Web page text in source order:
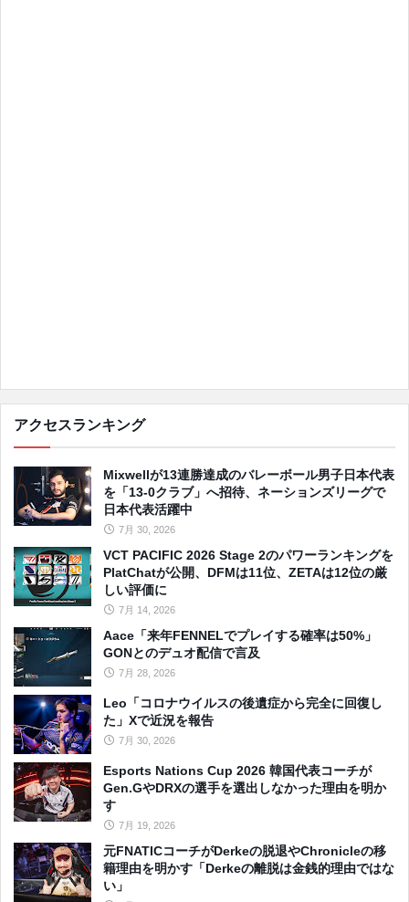
アクセスランキング
Mixwellが13連勝達成のバレーボール男子日本代表
を「13-0クラブ」へ招待、ネーションズリーグで
日本代表活躍中
7月 30, 2026
VCT PACIFIC 2026 Stage 2のパワーランキングを
PlatChatが公開、DFMは11位、ZETAは12位の厳
しい評価に
7月 14, 2026
Aace「来年FENNELでプレイする確率は50%」
GONとのデュオ配信で言及
7月 28, 2026
Leo「コロナウイルスの後遺症から完全に回復し
た」Xで近況を報告
7月 30, 2026
Esports Nations Cup 2026 韓国代表コーチが
Gen.GやDRXの選手を選出しなかった理由を明か
す
7月 19, 2026
元FNATICコーチがDerkeの脱退やChronicleの移
籍理由を明かす「Derkeの離脱は金銭的理由ではな
い」